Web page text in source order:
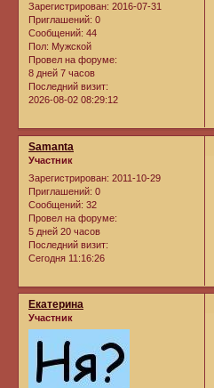
Зарегистрирован: 2016-07-31
Приглашений: 0
Сообщений: 44
Пол: Мужской
Провел на форуме:
8 дней 7 часов
Последний визит:
2026-08-02 08:29:12
Samanta
Участник
Зарегистрирован: 2011-10-29
Приглашений: 0
Сообщений: 32
Провел на форуме:
5 дней 20 часов
Последний визит:
Сегодня 11:16:26
Екатерина
Участник